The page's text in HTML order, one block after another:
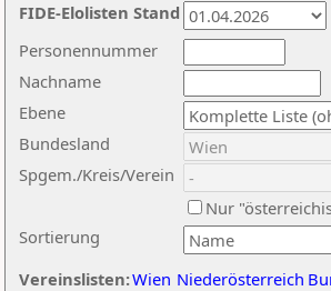
Nachname
Ebene
Sortierung
Personennummer
Bundesland
Spgem./Kreis/Verein
Nur
Vereinslisten:Wien Niederösterreich
FIDE-Elolisten Stand